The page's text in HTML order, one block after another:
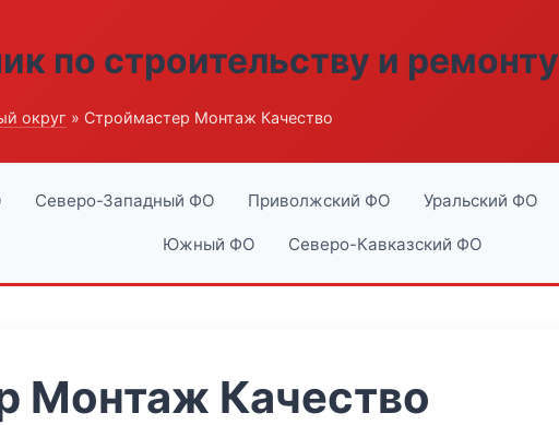
по строительству и ремонту
округ » Строймастер Монтаж Качество
Северо-Западный ФО Приволжский ФО Уральский ФО
Южный ФО Северо-Кавказский ФО
Монтаж Качество